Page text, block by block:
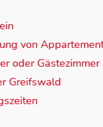
von
oder Gästezimmer
Greifswald